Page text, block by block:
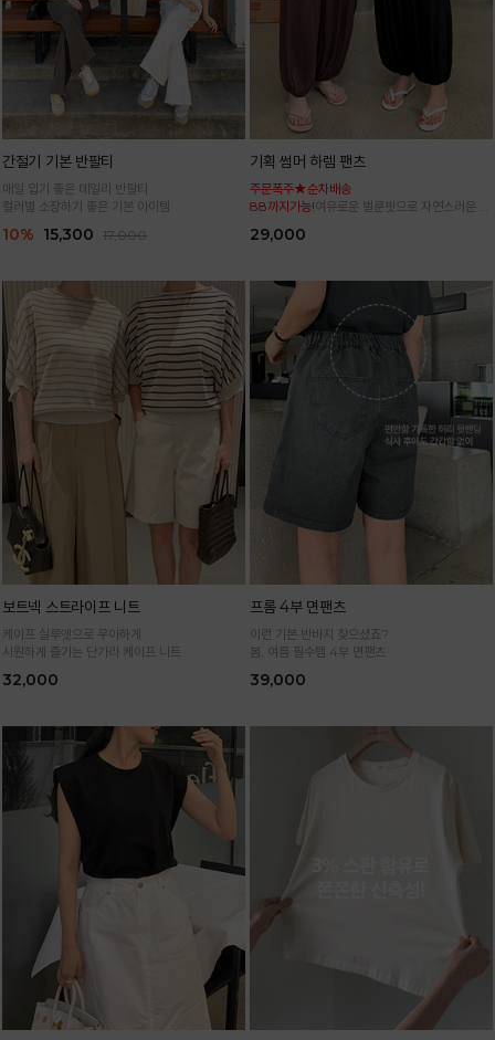
간절기 기본 반팔티
매일 입기 좋은 데일리 반팔티
컬러별 소장하기 좋은 기본 아이템
10% 15,300 17,000
기획 썸머 하렘 팬츠
주문폭주★순차배송
88까지가능!여유로운 벌룬핏으로 자연스러운 체
29,000
보트넥 스트라이프 니트
케이프 실루엣으로 우아하게
시원하게 즐기는 단가라 케이프 니트
32,000
프롬 4부 면팬츠
이런 기본 반바지 찾으셨죠?
봄, 여름 필수템 4부 면팬츠
39,000